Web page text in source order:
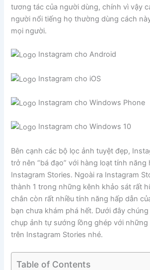
tương tác của người dùng, chính vì vậy
người nổi tiếng họ thường dùng cách
mọi người.
Instagram cho Android
Instagram cho iOS
Instagram cho Windows Phone
Instagram cho Windows 10
Bên cạnh các bộ lọc ảnh tuyệt đẹp,
trở nên “bá đạo” với hàng loạt tính năng
Instagram Stories. Ngoài ra Instagram
thành 1 trong những kênh khảo sát rất
chắn còn rất nhiều tính năng hấp dẫn
bạn chưa khám phá hết. Dưới đây
chụp ảnh tự sướng lồng ghép với những
trên Instagram Stories nhé.
Table of Contents